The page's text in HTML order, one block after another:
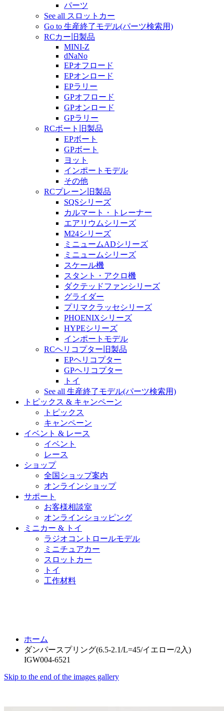
パーツ
See all スロットカー
Go to 生産終了モデル(パーツ検索用)
RCカー旧製品
MINI-Z
dNaNo
EPオフロード
EPオンロード
EPラリー
GPオフロード
GPオンロード
GPラリー
RCボート旧製品
EPボート
GPボート
ヨット
インポートモデル
その他
RCプレーン旧製品
SQSシリーズ
カルマート・トレーナー
エアリウムシリーズ
M24シリーズ
ミニュームADシリーズ
ミニュームシリーズ
スケール機
スタント・アクロ機
ダクテッドファンシリーズ
グライダー
プリマクラッセシリーズ
PHOENIXシリーズ
HYPEシリーズ
インポートモデル
RCヘリコプター旧製品
EPヘリコプター
GPヘリコプター
トイ
See all 生産終了モデル(パーツ検索用)
トピックス & キャンペーン
トピックス
キャンペーン
イベント & レース
イベント
レース
ショップ
全国ショップ案内
オンラインショップ
サポート
お客様相談室
オンラインショッピング
ミニカー & トイ
ラジオコントロールモデル
ミニチュアカー
スロットカー
トイ
工作材料
ホーム
ダンパースプリング(6.5-2.1/L=45/イエロー/2入)
IGW004-6521
Skip to the end of the images gallery